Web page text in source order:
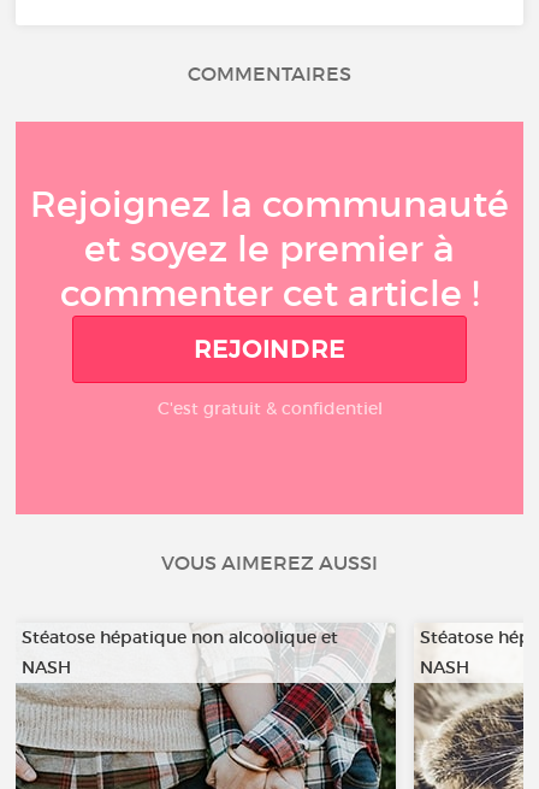
COMMENTAIRES
Rejoignez la communauté
et soyez le premier à
commenter cet article !
REJOINDRE
C'est gratuit & confidentiel
VOUS AIMEREZ AUSSI
Stéatose hépatique non alcoolique et
NASH
Stéatose
NASH